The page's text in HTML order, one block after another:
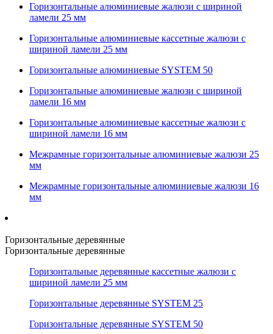
Горизонтальные алюминиевые жалюзи с шириной
ламели 25 мм
Горизонтальные алюминиевые кассетные жалюзи с
шириной ламели 25 мм
Горизонтальные алюминиевые SYSTEM 50
Горизонтальные алюминиевые жалюзи с шириной
ламели 16 мм
Горизонтальные алюминиевые кассетные жалюзи с
шириной ламели 16 мм
Межрамные горизонтальные алюминиевые жалюзи 25
мм
Межрамные горизонтальные алюминиевые жалюзи 16
мм
Горизонтальные деревянные
Горизонтальные деревянные
Горизонтальные деревянные кассетные жалюзи с
шириной ламели 25 мм
Горизонтальные деревянные SYSTEM 25
Горизонтальные деревянные SYSTEM 50